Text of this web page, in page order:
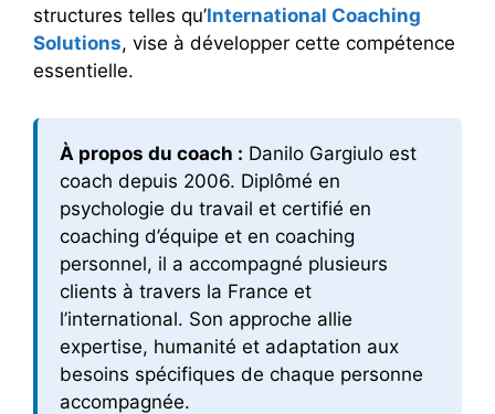
structures telles qu’International Coaching
Solutions, vise à développer cette compétence
essentielle.
À propos du coach : Danilo Gargiulo est
coach depuis 2006. Diplômé en
psychologie du travail et certifié en
coaching d’équipe et en coaching
personnel, il a accompagné plusieurs
clients à travers la France et
l’international. Son approche allie
expertise, humanité et adaptation aux
besoins spécifiques de chaque personne
accompagnée.